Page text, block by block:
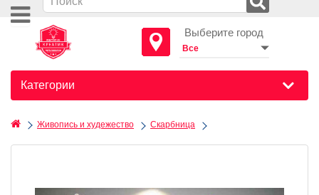
Выберите город
Категории
Живопись и худежество Скарбница